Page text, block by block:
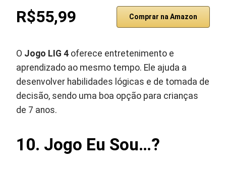
R$55,99 Comprar na Amazon
O Jogo LIG 4 oferece entretenimento e
aprendizado ao mesmo tempo. Ele ajuda a
desenvolver habilidades lógicas e de tomada de
decisão, sendo uma boa opção para crianças
de 7 anos.
10. Jogo Eu Sou…?